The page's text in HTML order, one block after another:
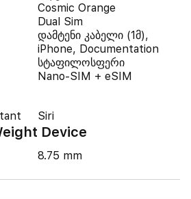
Cosmic Orange
Dual Sim
დამტენი კაბელი (1მ),
iPhone, Documentation
სტაფილოსფერი
Nano-SIM + eSIM
Siri
Device
8.75 mm